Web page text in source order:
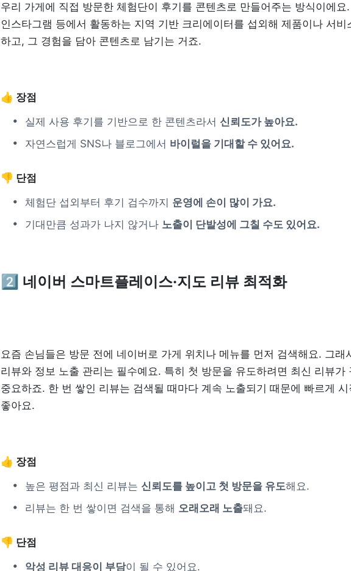
우리 가게에 직접 방문한 체험단이 후기를 콘텐츠로 만들어주는 방식이에요.
인스타그램 등에서 활동하는 지역 기반 크리에이터를 섭외해 제품이나 서비
하고, 그 경험을 담아 콘텐츠로 남기는 거죠.
👍 장점
실제 사용 후기를 기반으로 한 콘텐츠라서 신뢰도가 높아요.
자연스럽게 SNS나 블로그에서 바이럴을 기대할 수 있어요.
👎 단점
체험단 섭외부터 후기 검수까지 운영에 손이 많이 가요.
기대만큼 성과가 나지 않거나 노출이 단발성에 그칠 수도 있어요.
2️⃣ 네이버 스마트플레이스·지도 리뷰 최적화
요즘 손님들은 방문 전에 네이버로 가게 위치나 메뉴를 먼저 검색해요. 그래
리뷰와 정보 노출 관리는 필수예요. 특히 첫 방문을 유도하려면 최신 리뷰가
중요하죠. 한 번 쌓인 리뷰는 검색될 때마다 계속 노출되기 때문에 빠르게 시
좋아요.
👍 장점
높은 평점과 최신 리뷰는 신뢰도를 높이고 첫 방문을 유도해요.
리뷰는 한 번 쌓이면 검색을 통해 오래오래 노출돼요.
👎 단점
악성 리뷰 대응이 부담이 될 수 있어요.